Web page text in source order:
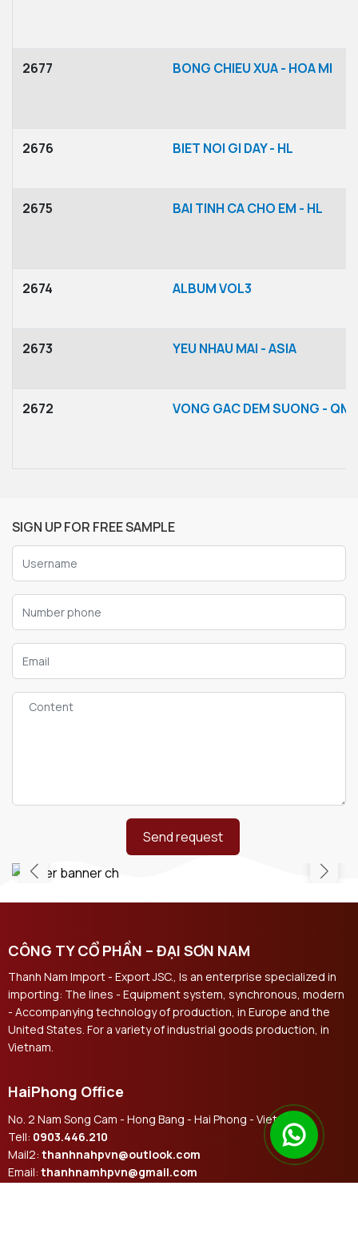
2677 BONG CHIEU XUA - HOA MI
2676 BIET NOI GI DAY - HL
2675 BAI TINH CA CHO EM - HL
2674 ALBUM VOL3
2673 YEU NHAU MAI - ASIA
2672 VONG GAC DEM SUONG - QM
SIGN UP FOR FREE SAMPLE
Send request
CÔNG TY CỔ PHẦN – ĐẠI SƠN NAM
Thanh Nam Import - Export JSC., Is an enterprise specialized in
importing: The lines - Equipment system, synchronous, modern
- Accompanying technology of production, in Europe and the
United States. For a variety of industrial goods production, in
Vietnam.
HaiPhong Office
No. 2 Nam Song Cam - Hong Bang - Hai Phong - Vietnam
Tell: 0903.446.210
Mail2: thanhnahpvn@outlook.com
Email: thanhnamhpvn@gmail.com